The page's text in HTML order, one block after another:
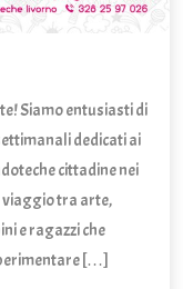
Siamo entusiasti di
dedicati ai
cittadine nei
viaggio tra arte,
e ragazzi che
[…]